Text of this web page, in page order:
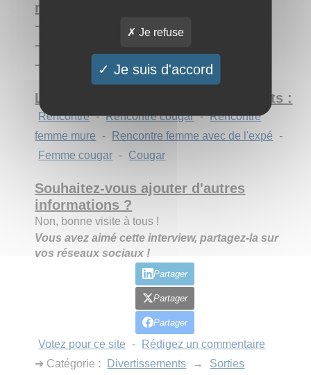
retenir de votre site ?
➔
https://petitecougar.fr/
➔
➔
https://petitecougar.fr/tag/plan-cul-beurette/
Les six mots clés les plus importants :
Rencontre - Rencontre cougar - Rencontre
femme mure
- Rencontre femme avec de l'expé
-
Femme cougar - Cougar
Souhaitez-vous ajouter d'autres
informations ?
Non, bonne visite à tous !
Vous avez aimé cette interview, partagez-la sur
vos réseaux sociaux !
Partager
Partager
Partager
Votez pour ce site -
Rédigez un commentaire
➔ Catégorie :
Divertissements → Sorties
Je refuse
Je suis d'accord